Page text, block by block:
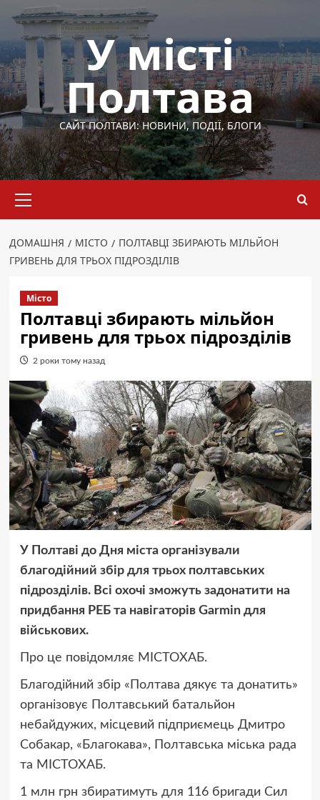
Перейти
вмісту
У місті
Полтава
САЙТ ПОЛТАВИ: НОВИНИ, ПОДІЇ, БЛОГИ
меню
ДОМАШНЯ МІСТО
ПОЛТАВЦІ ЗБИРАЮТЬ МІЛЬЙОН
ГРИВЕНЬ ДЛЯ ТРЬОХ ПІДРОЗДІЛІВ
Місто
Полтавці збирають мільйон
гривень для трьох підрозділів
2 роки тому назад
У Полтаві до Дня міста організували
благодійний збір для трьох полтавських
підрозділів. Всі охочі зможуть задонатити на
придбання РЕБ та навігаторів Garmin для
військових.
Про це повідомляє МІСТОХАБ.
Благодійний збір «Полтава дякує та донатить»
організовує Полтавський батальйон
небайдужих, місцевий підприємець Дмитро
Собакар, «Благокава», Полтавська міська рада
та МІСТОХАБ.
1 млн грн збиратимуть для 116 бригади Сил